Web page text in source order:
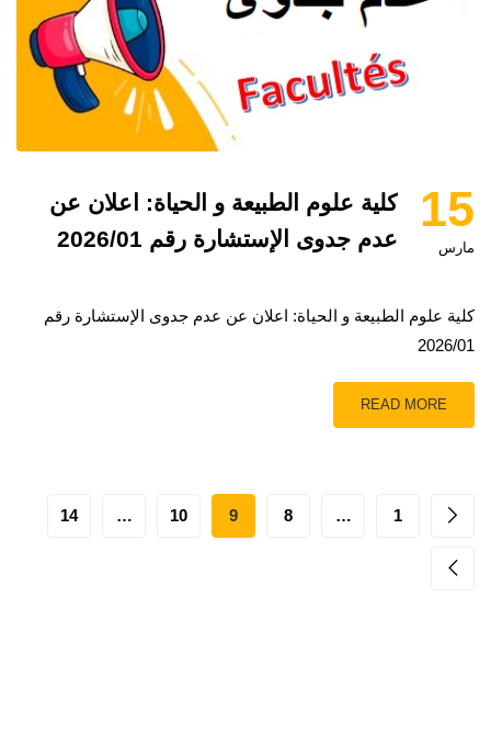
15
مارس
كلية علوم الطبيعة و الحياة: اعلان عن
عدم جدوى الإستشارة رقم 2026/01
كلية علوم الطبيعة و الحياة: اعلان عن عدم جدوى الإستشارة رقم
2026/01
READ MORE
1
…
8
9
10
…
14